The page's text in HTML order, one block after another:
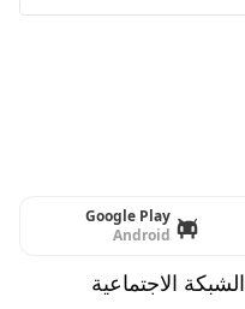
Google Play
Android
الشبكة الاجتماعية